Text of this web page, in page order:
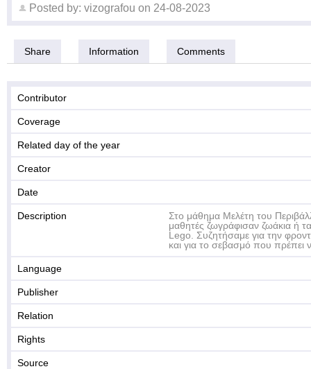
Posted by: vizografou on 24-08-2023
Share Information Comments
Contributor
Coverage
Related day of the year
Creator
Date
Description
Στο μάθημα Μελέτη του
μαθητές ζωγράφισαν ζωάκια ή
Lego. Συζητήσαμε για την
και για το σεβασμό που πρέπει
Language
Publisher
Relation
Rights
Source